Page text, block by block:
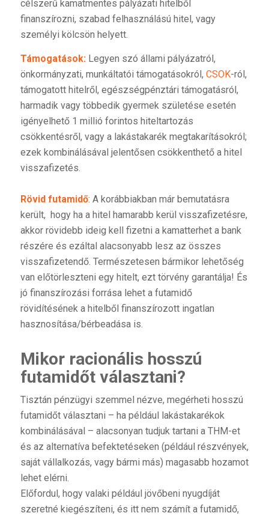
célszerű kamatmentes pályázati hitelből
finanszírozni, szabad felhasználású hitel, vagy
személyi kölcsön helyett.
Támogatások:Legyen szó állami pályázatról,
önkormányzati, munkáltatói támogatásokról, CSOK-ról,
támogatott hitelről, egészségpénztári támogatásról,
harmadik vagy többedik gyermek születése esetén
igényelhető 1 millió forintos hiteltartozás
csökkentésről, vagy a lakástakarék megtakarításokról;
ezek kombinálásával jelentősen csökkenthető a hitel
visszafizetés.
Rövid futamidő: A korábbiakban már bemutatásra
került, hogy ha a hitel hamarabb kerül visszafizetésre,
akkor rövidebb ideig kell fizetni a kamatterhet a bank
részére és ezáltal alacsonyabb lesz az összes
visszafizetendő. Természetesen bármikor lehetőség
van előtörleszteni egy hitelt, ezt törvény garantálja! És
jó finanszírozási forrása lehet a futamidő
rövidítésének a hitelből finanszírozott ingatlan
hasznosítása/bérbeadása is.
Mikor racionális hosszú
futamidőt választani?
Tisztán pénzügyi szemmel nézve, megérheti hosszú
futamidőt választani – ha például lakástakarékok
kombinálásával – alacsonyan tudjuk tartani a THM-et
és az alternatíva befektetéseken (például részvények,
saját vállalkozás, vagy bármi más) magasabb hozamot
lehet elérni.
Előfordul, hogy valaki például jövőbeni nyugdíját
szeretné kiegészíteni, és itt nem számít a futamidő,